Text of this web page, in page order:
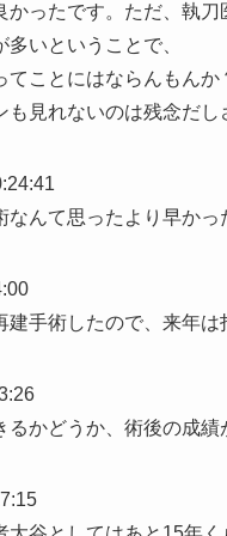
かったです。ただ、執
いということで、
ことにはならんもん
見れないのは残念だし
んて思ったより早か
手術したので、来年
かどうか、術後の成